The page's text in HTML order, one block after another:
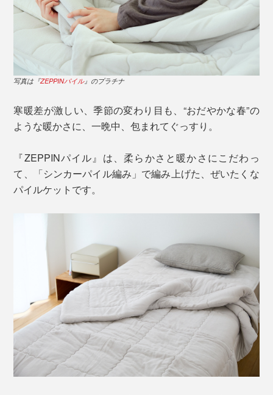
写真は『ZEPPINパイル』のプラチナ
寒暖差が激しい、季節の変わり目も、“おだやかな春”の
ような暖かさに、一晩中、包まれてぐっすり。
『ZEPPINパイル』は、柔らかさと暖かさにこだわっ
て、「シンカーパイル編み」で編み上げた、ぜいたくな
パイルケットです。